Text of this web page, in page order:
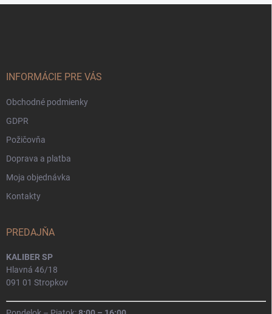
INFORMÁCIE PRE VÁS
Obchodné podmienky
GDPR
Požičovňa
Doprava a platba
Moja objednávka
Kontakty
PREDAJŇA
KALIBER SP
Hlavná 46/18
091 01 Stropkov